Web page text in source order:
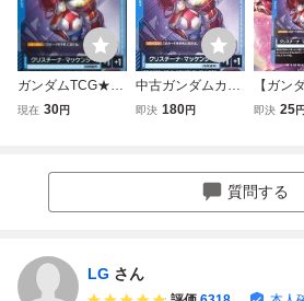
ガンダムTCG★G
D03 クリスチー
現在 30円
中古ガンダムカー
ドゲーム GD03-0
即決 180円
【ガン
ゲーム
uiem
即決 25円
質問する
LG さん